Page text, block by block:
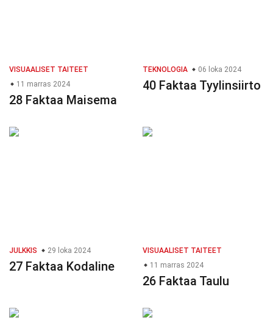
VISUAALISET TAITEET
11 marras 2024
28 Faktaa Maisema
TEKNOLOGIA 06 loka 2024
40 Faktaa Tyylinsiirto
JULKKIS 29 loka 2024
27 Faktaa Kodaline
VISUAALISET TAITEET
11 marras 2024
26 Faktaa Taulu